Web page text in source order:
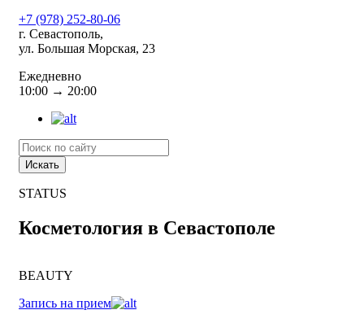
+7 (978) 252-80-06
г. Севастополь,
ул. Большая Морская, 23
Ежедневно
10:00 → 20:00
Искать
STATUS
Косметология в Севастополе
BEAUTY
Запись на прием